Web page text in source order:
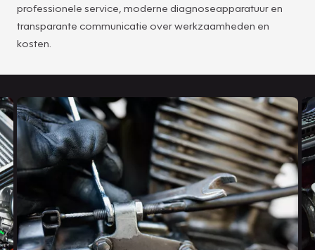
professionele service, moderne diagnoseapparatuur en
transparante communicatie over werkzaamheden en
kosten.